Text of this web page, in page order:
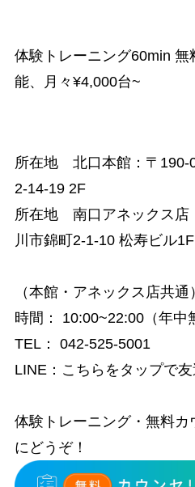
体験トレーニング60min
能、月々¥4,000台~
所在地 北口本館： 〒190-
2-14-19 2F
所在地 南口アネックス店
川市錦町2-1-10 松寿ビル1F
（本館・アネックス店共通）
時間 ： 10:00~22:00（年中
TEL： 042-525-5001
LINE： こちらをタップで友
体験トレーニング・無料カ
にどうぞ！